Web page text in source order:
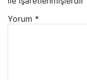
Yorum *